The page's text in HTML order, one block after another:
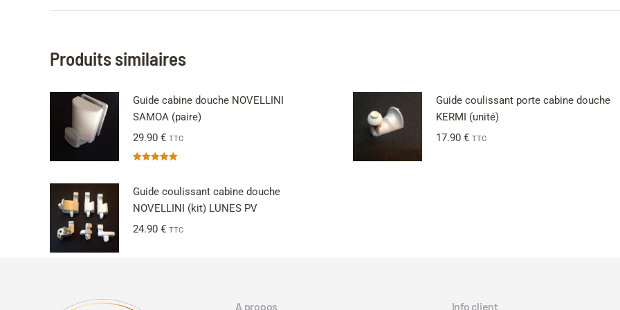
Produits similaires
Guide cabine douche NOVELLINI
SAMOA (paire)
29.90 € TTC
Guide coulissant porte cabine douche
KERMI (unité)
17.90 € TTC
Guide coulissant cabine douche
NOVELLINI (kit) LUNES PV
24.90 € TTC
A propos Info client